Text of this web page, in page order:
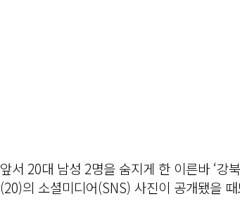
앞서 20대 남성 2명을 숨지게 한 이른바 ‘강
(20)의 소셜미디어(SNS) 사진이 공개됐을